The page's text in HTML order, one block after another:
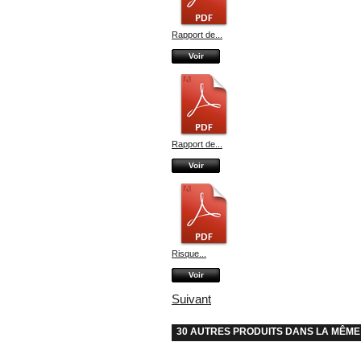
Rapport de...
Voir
Rapport de...
Voir
Risque...
Voir
Suivant
30 AUTRES PRODUITS DANS LA